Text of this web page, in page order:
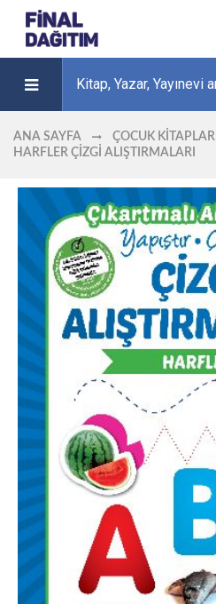
ANA SAYFA ÇOCUK KITAPLARI
HARFLER ÇIZGI ALIŞTIRMALARI